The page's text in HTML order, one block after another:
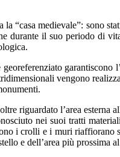
la “casa medievale”: sono
durante il suo periodo di
vengono
riguardato l’area esterna
nei suoi tratti
i crolli e i muri
e dell’area più prossima